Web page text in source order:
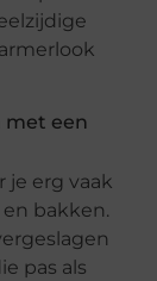
met een
je erg vaak
bakken.
pas als